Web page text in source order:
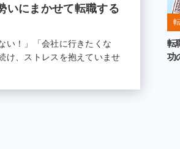
いにまかせて転職する
い！」「会社に行きたくな
け、ストレスを抱えていませ
転
功